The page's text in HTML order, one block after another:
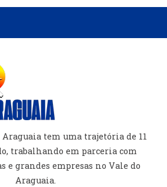
tem uma trajetória de 11
trabalhando em parceria com
e grandes empresas no Vale do
Araguaia.